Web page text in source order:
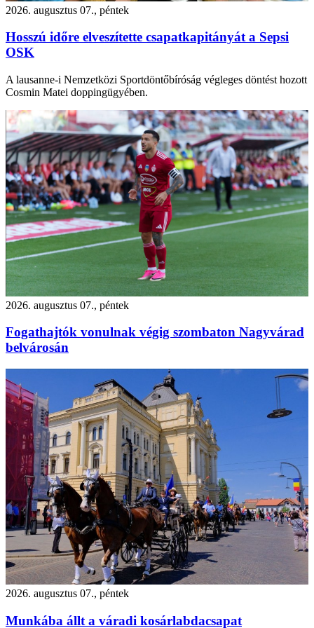
2026. augusztus 07., péntek
Hosszú időre elveszítette csapatkapitányát a Sepsi
OSK
A lausanne-i Nemzetközi Sportdöntőbíróság végleges döntést hozott
Cosmin Matei doppingügyében.
2026. augusztus 07., péntek
Fogathajtók vonulnak végig szombaton Nagyvárad
belvárosán
2026. augusztus 07., péntek
Munkába állt a váradi kosárlabdacsapat